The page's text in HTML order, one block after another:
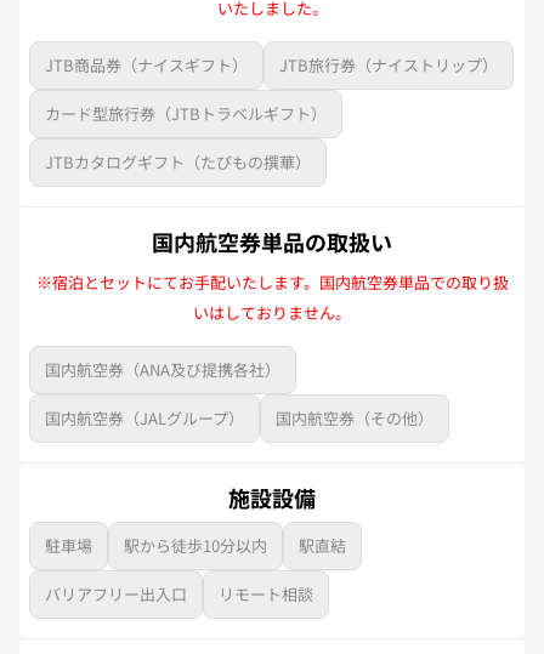
いたしました。
JTB商品券（ナイスギフト） JTB旅行券（ナイストリップ）
カード型旅行券（JTBトラベルギフト）
JTBカタログギフト（たびもの撰華）
国内航空券単品の取扱い
※宿泊とセットにてお手配いたします。国内航空券単品での取り扱
いはしておりません。
国内航空券（ANA及び提携各社）
国内航空券（JALグループ） 国内航空券（その他）
施設設備
駐車場 駅から徒歩10分以内 駅直結
バリアフリー出入口 リモート相談